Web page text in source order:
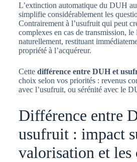
L’extinction automatique du DUH
simplifie considérablement les
Contrairement à l’usufruit qui peut
complexes en cas de transmission,
naturellement, restituant
propriété à l’acquéreur.
Cette différence entre DUH et
choix selon vos priorités : revenus
avec l’usufruit, ou sérénité avec le
Différence entre
usufruit : impact
valorisation et les